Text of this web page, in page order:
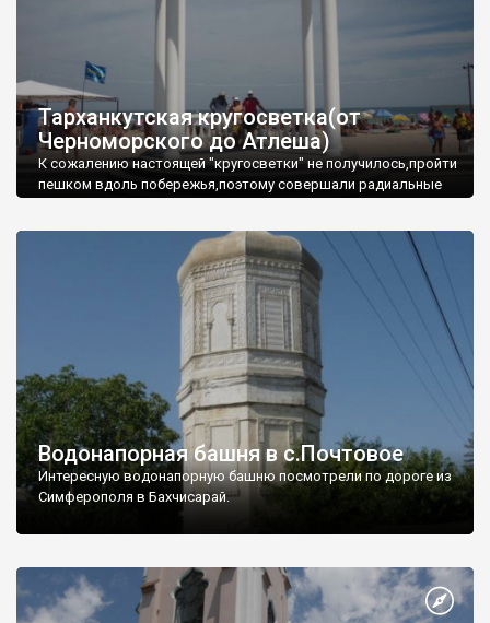
Тарханкутская кругосветка(от
Черноморского до Атлеша)
К сожалению настоящей "кругосветки" не получилось,пройти
пешком вдоль побережья,поэтому совершали радиальные
Водонапорная башня в с.Почтовое
Интересную водонапорную башню посмотрели по дороге из
Симферополя в Бахчисарай.